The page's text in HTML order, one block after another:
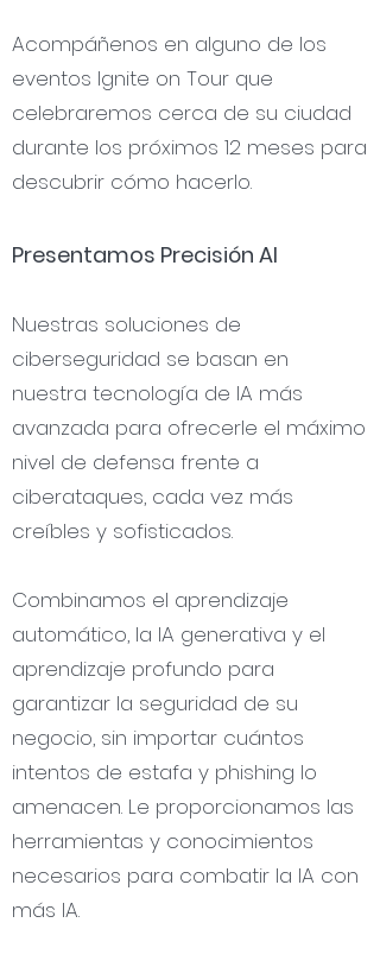
Acompáñenos en alguno de los
eventos Ignite on Tour que
celebraremos cerca de su ciudad
durante los próximos 12 meses para
descubrir cómo hacerlo.
Presentamos Precisión AI
Nuestras soluciones de
ciberseguridad se basan en
nuestra tecnología de IA más
avanzada para ofrecerle el máximo
nivel de defensa frente a
ciberataques, cada vez más
creíbles y sofisticados.
Combinamos el aprendizaje
automático, la IA generativa y el
aprendizaje profundo para
garantizar la seguridad de su
negocio, sin importar cuántos
intentos de estafa y phishing lo
amenacen. Le proporcionamos las
herramientas y conocimientos
necesarios para combatir la IA con
más IA.